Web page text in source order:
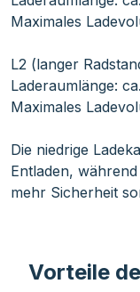
Maximales
L2 (langer
Laderaumlänge:
Maximales
Die niedrige
Entladen,
mehr Sicherheit
Vorteile